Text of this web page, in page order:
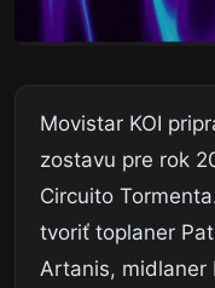
Movistar KOI
zostavu pre rok
Circuito
tvoriť toplaner
Artanis, midlaner